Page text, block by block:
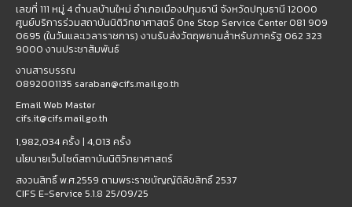
เลขที่ 111 หมู่ 4 ตำบลบ้านใหม่ อำเภอเมืองปทุมธานี จังหวัดปทุมธานี 12000
ศูนย์บริการร่วมสถาบันนิติวิทยาศาสตร์ One Stop Service Center 081 909
0695 (ในวันและเวลาราชการ) งานรับส่งวัตถุพยานสำหรับภาครัฐ 062 323
9000 งานประชาสัมพันธ์
งานสารบรรณ
0892001135 saraban@cifs.mail.go.th
Email Web Master
cifs.it@cifs.mail.go.th
1,982,034 ครั้ง | 4,013 ครั้ง
นโยบายเว็บไซต์สถาบันนิติวิทยาศาสตร์
สงวนสิทธิ์ พ.ศ.2559 ตามพระราชบัญญัติลิขสิทธิ์ 2537
CIFS E-Service 5.1.8 25/09/25